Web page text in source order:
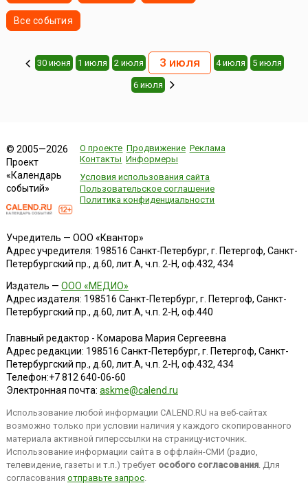
Все события
30 июня 1 июля 2 июля 3 июля 4 июля 5 июля
6 июля
© 2005—2026
Проект
«Календарь
событий»
О проекте Продвижение Реклама
Контакты Информеры
Условия использования сайта
Пользовательское соглашение
Политика конфиденциальности
Учредитель — ООО «Квантор»
Адрес учредителя: 198516 Санкт-Петербург, г. Петергоф, Санкт-
Петербургский пр., д.60, лит.А, ч.п. 2-Н, оф.432, 434
Издатель — ООО «МЕДИО»
Адрес издателя: 198516 Санкт-Петербург, г. Петергоф, Санкт-
Петербургский пр., д.60, лит.А, ч.п. 2-Н, оф.440
Главный редактор - Комарова Мария Сергеевна
Адрес редакции: 198516 Санкт-Петербург, г. Петергоф, Санкт-
Петербургский пр., д.60, лит.А, ч.п. 2-Н, оф.432, 434
Телефон:+7 812 640-06-60
Электронная почта: askme@calend.ru
Использование любой информации CALEND.RU на веб-сайтах
возможно только при условии наличия у каждого скопированного
материала активной гиперссылки на страницу-источник.
Использование информации сайта в оффлайн-СМИ (радио,
телевидение, газеты и т.п.) требует особого согласования. Для
согласования отправьте запрос.